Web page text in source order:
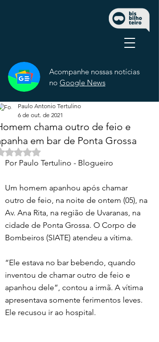
Acompanhe nossas notícias
no Google News
chama outro de feio e
em bar de Ponta Grossa
Paulo Antonio Tertulino
6 de out. de 2021
Avaliado com NaN de 5 estrelas.
Por Paulo Tertulino - Blogueiro
Um homem apanhou após chamar
outro de feio, na noite de ontem (05), na
Av. Ana Rita, na região de Uvaranas, na
cidade de Ponta Grossa. O Corpo de
Bombeiros (SIATE) atendeu a vítima.
“Ele estava no bar bebendo, quando
inventou de chamar outro de feio e
apanhou dele”, contou a irmã. A vítima
apresentava somente ferimentos leves.
Ele recusou ir ao hospital.